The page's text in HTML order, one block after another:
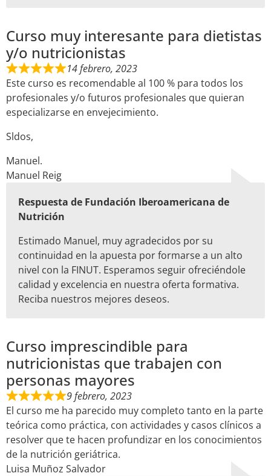
Curso muy interesante para dietistas
y/o nutricionistas
14 febrero, 2023
Este curso es recomendable al 100 % para todos los
profesionales y/o futuros profesionales que quieran
especializarse en envejecimiento.
Sldos,
Manuel.
Manuel Reig
Respuesta de Fundación Iberoamericana de
Nutrición
Estimado Manuel, muy agradecidos por su
continuidad en la apuesta por formarse a un alto
nivel con la FINUT. Esperamos seguir ofreciéndole
calidad y excelencia en nuestra oferta formativa.
Reciba nuestros mejores deseos.
Curso imprescindible para
nutricionistas que trabajen con
personas mayores
9 febrero, 2023
El curso me ha parecido muy completo tanto en la parte
teórica como práctica, con actividades y casos clínicos a
resolver que te hacen profundizar en los conocimientos
de la nutrición geriátrica.
Luisa Muñoz Salvador